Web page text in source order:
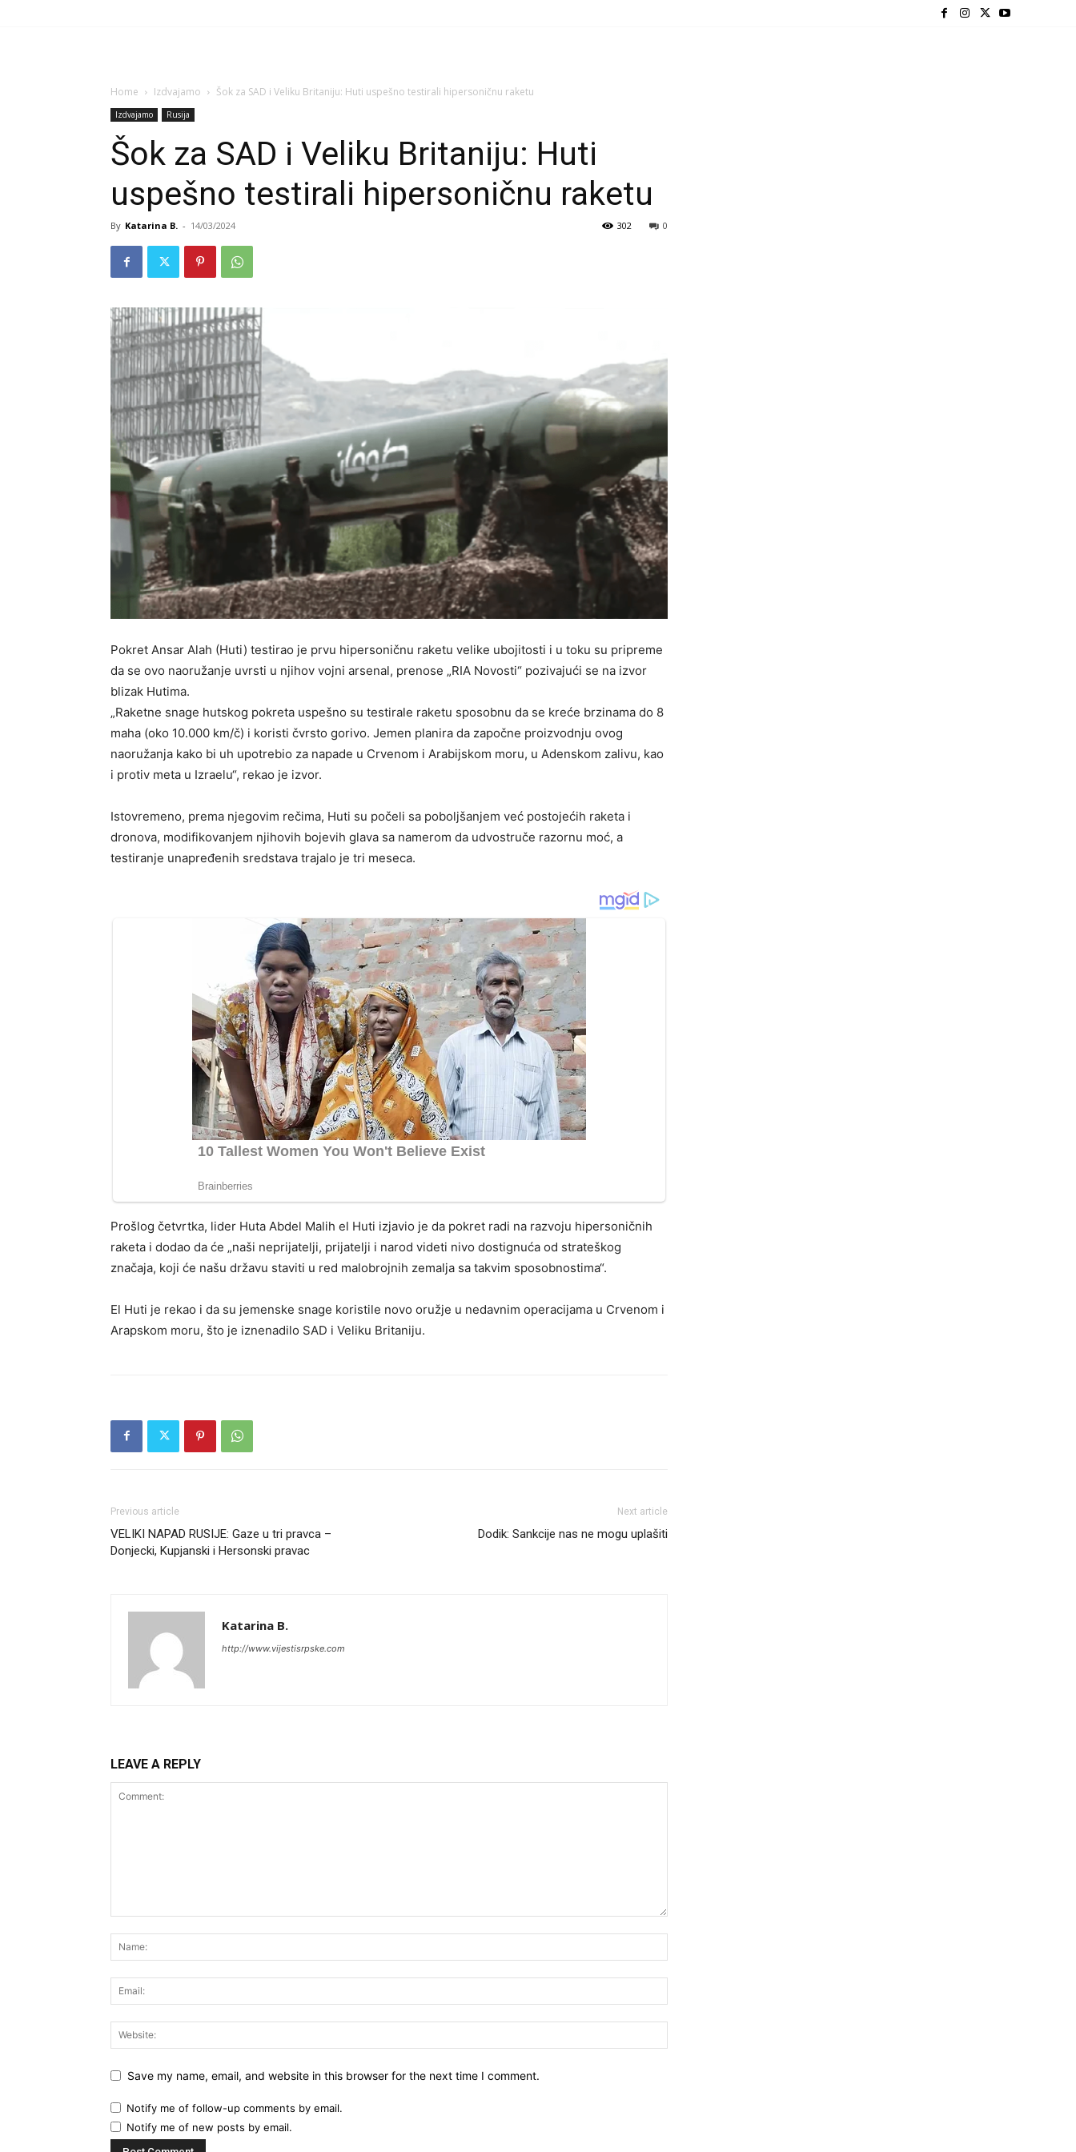
Home Izdvajamo Šok za SAD i Veliku Britaniju: Huti uspešno testirali hipersoničnu raketu
Izdvajamo Rusija
Šok za SAD i Veliku Britaniju: Huti
uspešno testirali hipersoničnu raketu
By Katarina B. - 14/03/2024 0
302
Pokret Ansar Alah (Huti) testirao je prvu hipersoničnu raketu velike ubojitosti i u toku su pripreme
da se ovo naoružanje uvrsti u njihov vojni arsenal, prenose „RIA Novosti“ pozivajući se na izvor
blizak Hutima.
„Raketne snage hutskog pokreta uspešno su testirale raketu sposobnu da se kreće brzinama do 8
maha (oko 10.000 km/č) i koristi čvrsto gorivo. Jemen planira da započne proizvodnju ovog
naoružanja kako bi uh upotrebio za napade u Crvenom i Arabijskom moru, u Adenskom zalivu, kao
i protiv meta u Izraelu“, rekao je izvor.
Istovremeno, prema njegovim rečima, Huti su počeli sa poboljšanjem već postojećih raketa i
dronova, modifikovanjem njihovih bojevih glava sa namerom da udvostruče razornu moć, a
testiranje unapređenih sredstava trajalo je tri meseca.
Prošlog četvrtka, lider Huta Abdel Malih el Huti izjavio je da pokret radi na razvoju hipersoničnih
raketa i dodao da će „naši neprijatelji, prijatelji i narod videti nivo dostignuća od strateškog
značaja, koji će našu državu staviti u red malobrojnih zemalja sa takvim sposobnostima“.
El Huti je rekao i da su jemenske snage koristile novo oružje u nedavnim operacijama u Crvenom i
Arapskom moru, što je iznenadilo SAD i Veliku Britaniju.
Previous article
VELIKI NAPAD RUSIJE: Gaze u tri pravca –
Donjecki, Kupjanski i Hersonski pravac
Next article
Dodik: Sankcije nas ne mogu uplašiti
Katarina B.
http://www.vijestisrpske.com
LEAVE A REPLY
Save my name, email, and website in this browser for the next time I comment.
Notify me of follow-up comments by email.
Notify me of new posts by email.